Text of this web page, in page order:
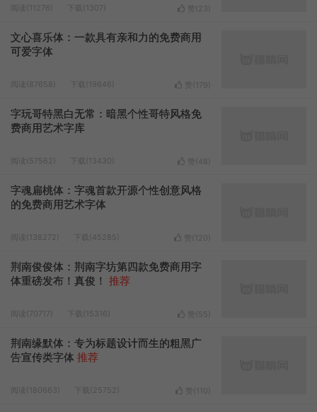
阅读(11276) 下载(1307) 23
文心喜乐体：一款具有亲和力的免费商用
可爱字体
阅读(87658) 下载(19646) 179
字玩哥特黑白无常：暗黑个性哥特风格免
费商用艺术字库
阅读(57562) 下载(13430) 48
字魂扁桃体：字魂首款开源个性创意风格
的免费商用艺术字体
阅读(138272) 下载(45285) 120
荆南俊俊体：荆南字坊第四款免费商用字
体重磅发布！真俊！ 推荐
阅读(70717) 下载(15316) 55
荆南缘默体：专为标题设计而生的粗黑广
告宣传类字体 推荐
阅读(180663) 下载(25752) 110